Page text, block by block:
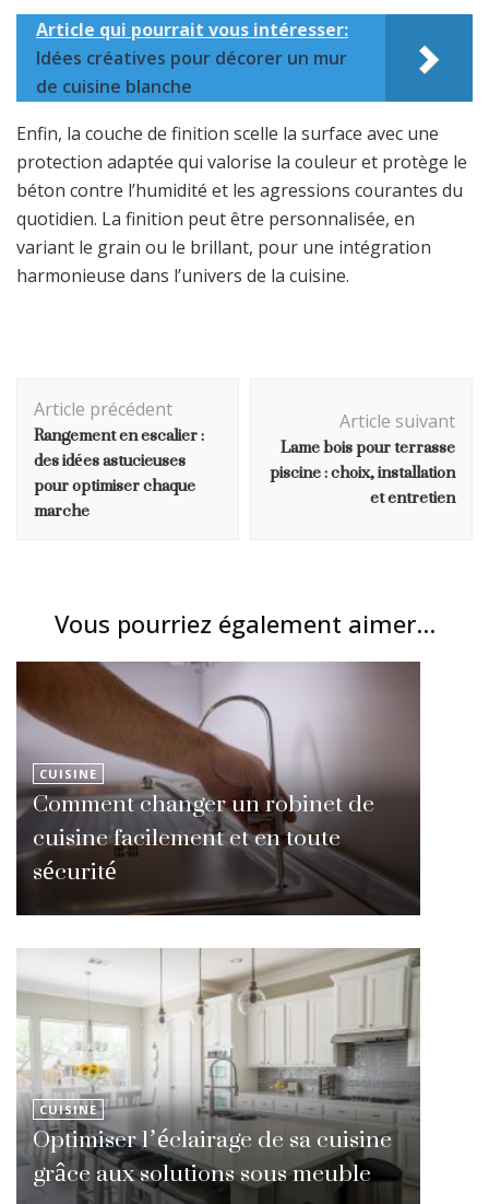
Article qui pourrait vous intéresser:
Idées créatives pour décorer un mur
de cuisine blanche
Enfin, la couche de finition scelle la surface avec une
protection adaptée qui valorise la couleur et protège le
béton contre l’humidité et les agressions courantes du
quotidien. La finition peut être personnalisée, en
variant le grain ou le brillant, pour une intégration
harmonieuse dans l’univers de la cuisine.
d'article
Article précédent
Rangement en escalier :
des idées astucieuses
pour optimiser chaque
marche
Article suivant
Lame bois pour terrasse
piscine : choix, installation
et entretien
Vous pourriez également aimer...
CUISINE
Comment changer un robinet de
cuisine facilement et en toute
sécurité
CUISINE
Optimiser l’éclairage de sa cuisine
grâce aux solutions sous meuble